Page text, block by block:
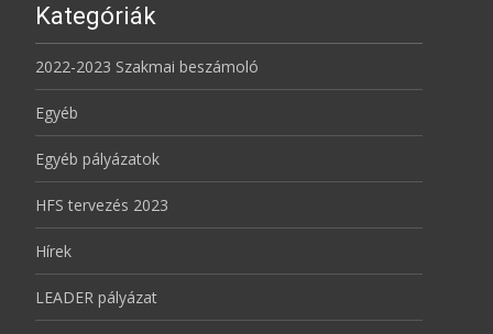
Kategóriák
2022-2023 Szakmai beszámoló
Egyéb
Egyéb pályázatok
HFS tervezés 2023
Hírek
LEADER pályázat